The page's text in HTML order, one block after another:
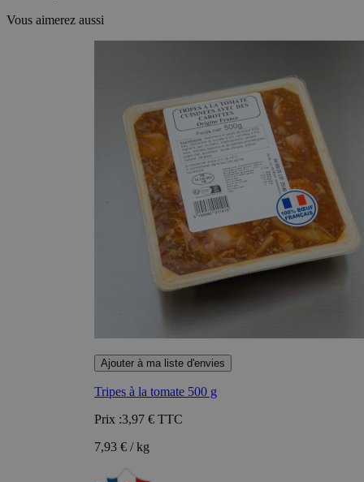
Vous aimerez aussi
Ajouter à ma liste d'envies
Tripes à la tomate 500 g
Prix :3,97 € TTC
7,93 € / kg